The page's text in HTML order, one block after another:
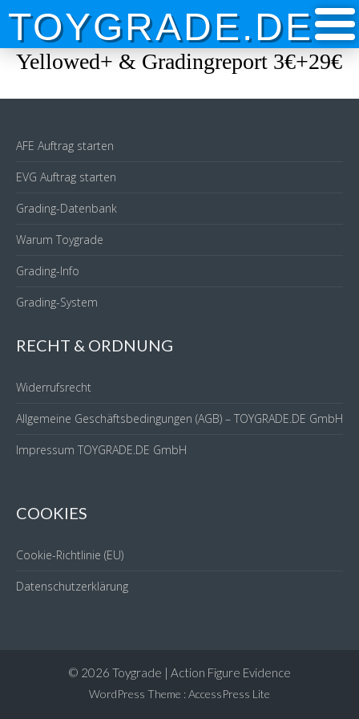
Skip
content
TOYGRADE.DE
Yellowed+ & Gradingreport 3€+29€
AFE Auftrag starten
EVG Auftrag starten
Grading-Datenbank
Warum Toygrade
Grading-Info
Grading-System
RECHT & ORDNUNG
Widerrufsrecht
Allgemeine Geschäftsbedingungen (AGB) – TOYGRADE.DE GmbH
Impressum TOYGRADE.DE GmbH
COOKIES
Cookie-Richtlinie (EU)
Datenschutzerklärung
© 2026 Toygrade | Action Figure Evidence
WordPress Theme :AccessPress Lite